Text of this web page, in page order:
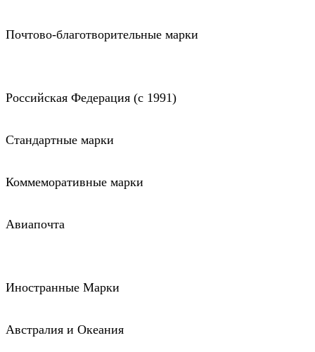
Почтово-благотворительные марки
Российская Федерация (c 1991)
Стандартные марки
Коммеморативные марки
Авиапочта
Иностранные Марки
Австралия и Океания